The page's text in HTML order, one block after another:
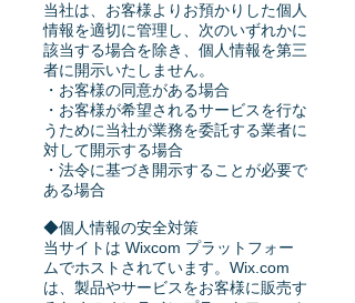
当社は、お客様よりお預かりした個人
情報を適切に管理し、次のいずれかに
該当する場合を除き、個人情報を第三
者に開示いたしません。
・お客様の同意がある場合
・お客様が希望されるサービスを行な
うために当社が業務を委託する業者に
対して開示する場合
・法令に基づき開示することが必要で
ある場合
◆個人情報の安全対策
当サイトは Wixcom プラットフォー
ムでホストされています。Wix.com
は、製品やサービスをお客様に販売す